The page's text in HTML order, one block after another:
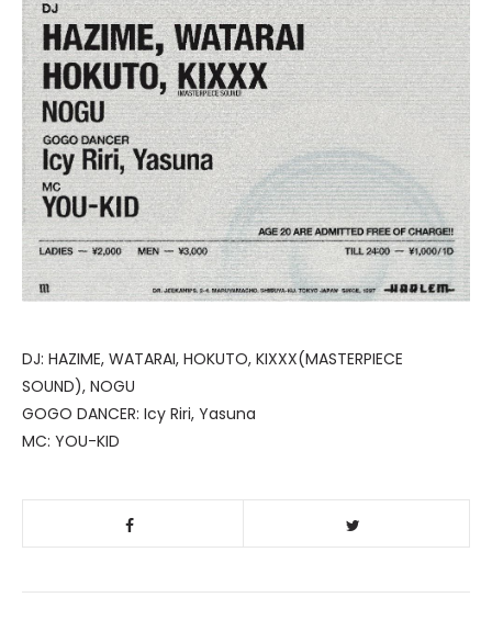
DJ: HAZIME, WATARAI, HOKUTO, KIXXX(MASTERPIECE
SOUND), NOGU
GOGO DANCER: Icy Riri, Yasuna
MC: YOU-KID